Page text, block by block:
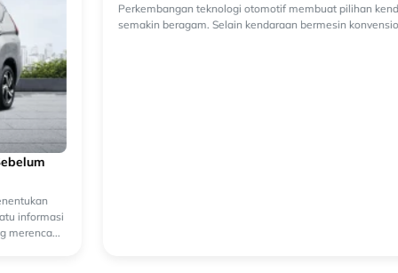
Beralih ke Hybrid? Kenali Alasan New Xforce Layak
Mengapa Kendaraan Hybrid Semakin Banyak Dipertimbangkan?
Perkembangan teknologi otomotif membuat pilihan kendaraan
semakin beragam. Selain kendaraan bermesin konvensional, kini